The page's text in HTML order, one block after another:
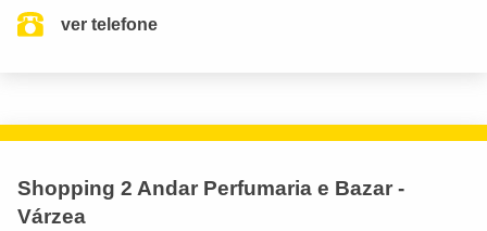
ver telefone
Shopping 2 Andar Perfumaria e Bazar -
Várzea